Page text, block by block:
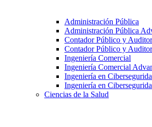
Administración Pública
Administración Pública
Contador Público y Auditor
Contador Público y
Ingeniería Comercial
Ingeniería Comercial
Ingeniería en
Ingeniería en
Ciencias de la Salud